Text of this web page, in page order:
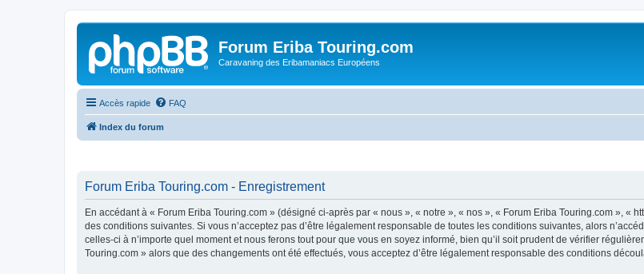
Forum Eriba Touring.com
Caravaning des Eribamaniacs Européens
Accès rapide FAQ
Index du forum
Forum Eriba Touring.com - Enregistrement
En accédant à « Forum Eriba Touring.com » (désigné ci-après par « nous », « notre », « nos », « Forum Eriba Touring.com », «
des conditions suivantes. Si vous n’acceptez pas d’être légalement responsable de toutes les conditions suivantes, alors
celles-ci à n’importe quel moment et nous ferons tout pour que vous en soyez informé, bien qu’il soit prudent de vérifier
Touring.com » alors que des changements ont été effectués, vous acceptez d’être légalement responsable des conditions